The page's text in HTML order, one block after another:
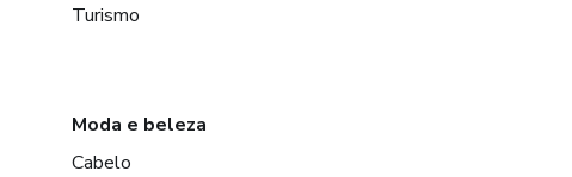
Turismo
Moda e beleza
Cabelo